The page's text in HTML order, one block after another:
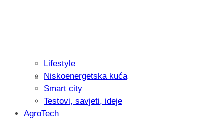
Isprobali smo: Thermostar
Lifestyle
Niskoenergetska kuća
Smart city
Testovi, savjeti, ideje
AgroTech